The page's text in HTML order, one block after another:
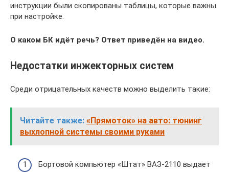
инструкции были скопированы таблицы, которые важны
при настройке.
О каком БК идёт речь? Ответ приведён на видео.
Недостатки инжекторных систем
Среди отрицательных качеств можно выделить такие:
Читайте также: «Прямоток» на авто: тюнинг
выхлопной системы своими руками
Бортовой компьютер «Штат» ВАЗ-2110 выдает